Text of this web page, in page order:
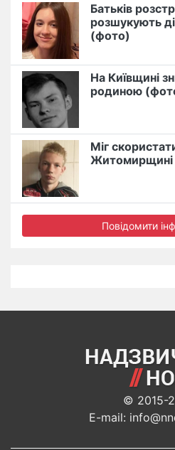
Батьків
розшукують
(фото)
На Київщині
родиною
Міг
Житомирщині
Повідомити
© 2015-
E-mail: